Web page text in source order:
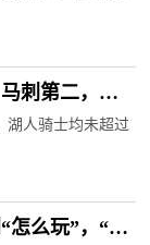
刺第二，湖
湖人骑士均未超过
怎么玩”，“水